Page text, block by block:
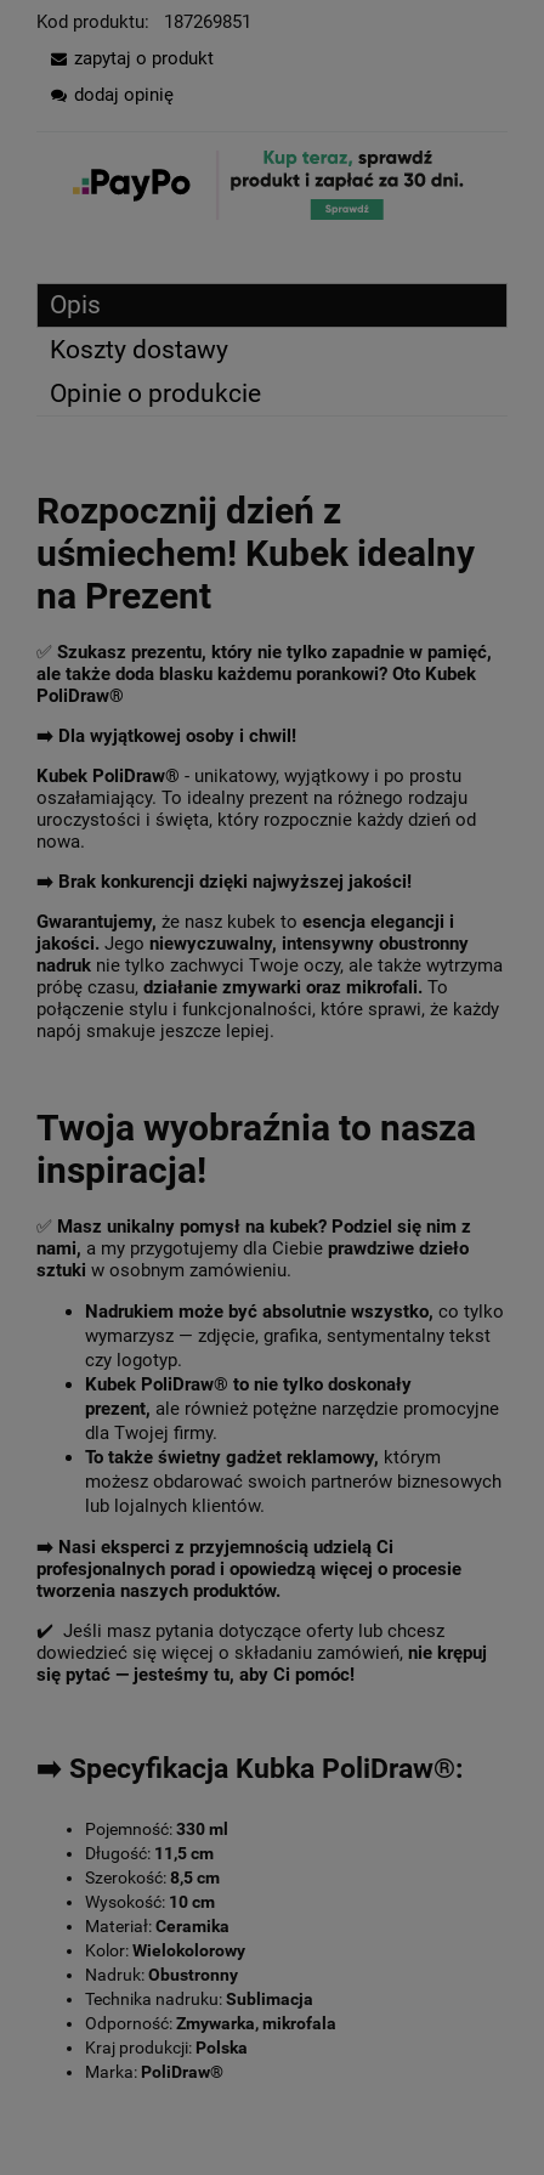
Kod produktu:
187269851
zapytaj o produkt
dodaj opinię
Opis
Koszty dostawy
Opinie o produkcie
Rozpocznij dzień z
uśmiechem! Kubek idealny
na Prezent
✅ Szukasz prezentu, który nie tylko zapadnie w pamięć,
ale także doda blasku każdemu porankowi? Oto Kubek
PoliDraw®
➡️ Dla wyjątkowej osoby i chwil!
Kubek PoliDraw® - unikatowy, wyjątkowy i po prostu
oszałamiający. To idealny prezent na różnego rodzaju
uroczystości i święta, który rozpocznie każdy dzień od
nowa.
➡️ Brak konkurencji dzięki najwyższej jakości!
Gwarantujemy, że nasz kubek to esencja elegancji i
jakości. Jego niewyczuwalny, intensywny obustronny
nadruk nie tylko zachwyci Twoje oczy, ale także wytrzyma
próbę czasu, działanie zmywarki oraz mikrofali. To
połączenie stylu i funkcjonalności, które sprawi, że każdy
napój smakuje jeszcze lepiej.
Twoja wyobraźnia to nasza
inspiracja!
✅ Masz unikalny pomysł na kubek? Podziel się nim z
nami, a my przygotujemy dla Ciebie prawdziwe dzieło
sztuki w osobnym zamówieniu.
Nadrukiem może być absolutnie wszystko, co tylko
wymarzysz — zdjęcie, grafika, sentymentalny tekst
czy logotyp.
Kubek PoliDraw® to nie tylko doskonały
prezent, ale również potężne narzędzie promocyjne
dla Twojej firmy.
To także świetny gadżet reklamowy, którym
możesz obdarować swoich partnerów biznesowych
lub lojalnych klientów.
➡️ Nasi eksperci z przyjemnością udzielą Ci
profesjonalnych porad i opowiedzą więcej o procesie
tworzenia naszych produktów.
✔️ Jeśli masz pytania dotyczące oferty lub chcesz
dowiedzieć się więcej o składaniu zamówień, nie krępuj
się pytać — jesteśmy tu, aby Ci pomóc!
➡️ Specyfikacja Kubka PoliDraw®:
Pojemność:330 ml
Długość: 11,5 cm
Szerokość:8,5 cm
Wysokość: 10 cm
Materiał:Ceramika
Kolor:Wielokolorowy
Nadruk:Obustronny
Technika nadruku:Sublimacja
Odporność:Zmywarka, mikrofala
Kraj produkcji: Polska
Marka: PoliDraw®